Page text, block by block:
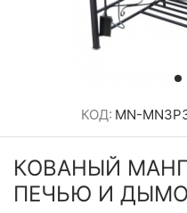
КОД: MN-
КОВАНЫЙ
ПЕЧЬЮ И